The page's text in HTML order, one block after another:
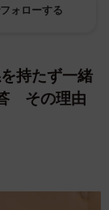
ォローする
持たず一緒
その理由